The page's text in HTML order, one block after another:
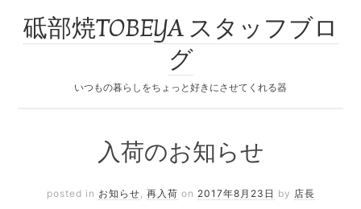
砥部焼TOBEYA スタッフブロ
グ
いつもの暮らしをちょっと好きにさせてくれる器
入荷のお知らせ
posted in お知らせ 再入荷 on 2017年8月23日 by 店長